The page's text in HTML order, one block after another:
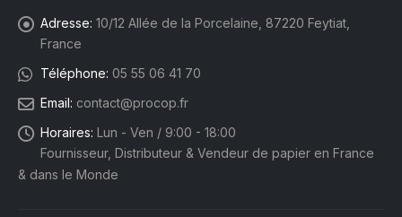
Adresse: 10/12 Allée de la Porcelaine, 87220 Feytiat,
France
Téléphone: 05 55 06 41 70
Email: contact@procop.fr
Horaires: Lun - Ven / 9:00 - 18:00
Fournisseur, Distributeur & Vendeur de papier en France
& dans le Monde